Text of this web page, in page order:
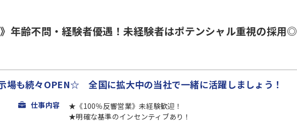
年齢不問・経験者優遇！未経験者はポテンシャル重視の採用◎
場も続々OPEN☆ 全国に拡大中の当社で一緒に活躍しましょう！
仕事内容
★《100％反響営業》未経験歓迎！
★明確な基準のインセンティブあり！